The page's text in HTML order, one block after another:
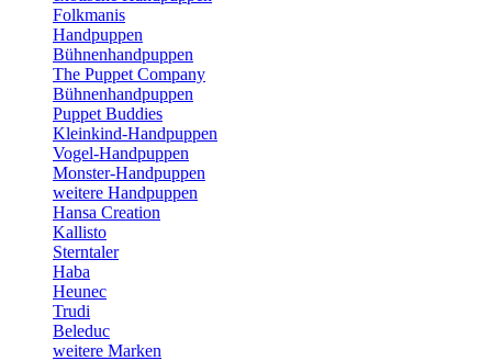
Folkmanis
Handpuppen
Bühnenhandpuppen
The Puppet Company
Bühnenhandpuppen
Puppet Buddies
Kleinkind-Handpuppen
Vogel-Handpuppen
Monster-Handpuppen
weitere Handpuppen
Hansa Creation
Kallisto
Sterntaler
Haba
Heunec
Trudi
Beleduc
weitere Marken